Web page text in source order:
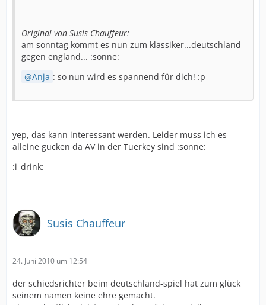
Original von Susis Chauffeur:
am sonntag kommt es nun zum klassiker...deutschland
gegen england... :sonne:
Anja : so nun wird es spannend für dich! :p
yep, das kann interessant werden. Leider muss ich es
alleine gucken da AV in der Tuerkey sind :sonne:
:i_drink:
Susis Chauffeur
24. Juni 2010 um 12:54
der schiedsrichter beim deutschland-spiel hat zum glück
seinem namen keine ehre gemacht.